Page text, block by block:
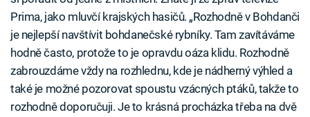
Prima, jako mluvčí krajských hasičů. „Rozhodně v Bohdanči
je nejlepší navštívit bohdanečské rybníky. Tam zavítáváme
hodně často, protože to je opravdu oáza klidu. Rozhodně
zabrouzdáme vždy na rozhlednu, kde je nádherný výhled a
také je možné pozorovat spoustu vzácných ptáků, takže to
rozhodně doporučuji. Je to krásná procházka třeba na dvě